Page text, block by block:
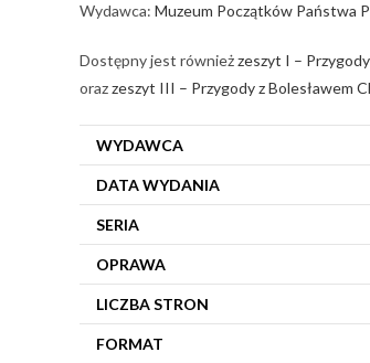
Wydawca: Muzeum Początków Państwa
Dostępny jest równieżzeszyt I –
orazzeszyt III – Przygody z Bolesławem
WYDAWCA
DATA WYDANIA
SERIA
OPRAWA
LICZBA STRON
FORMAT